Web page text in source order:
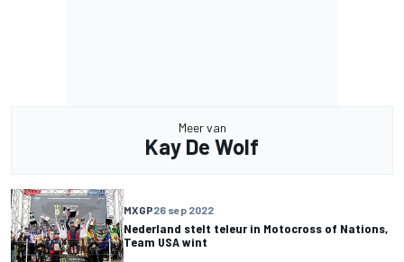
Meer van
Kay De Wolf
MXGP26 sep 2022
Nederland stelt teleur in Motocross of Nations,
Team USA wint